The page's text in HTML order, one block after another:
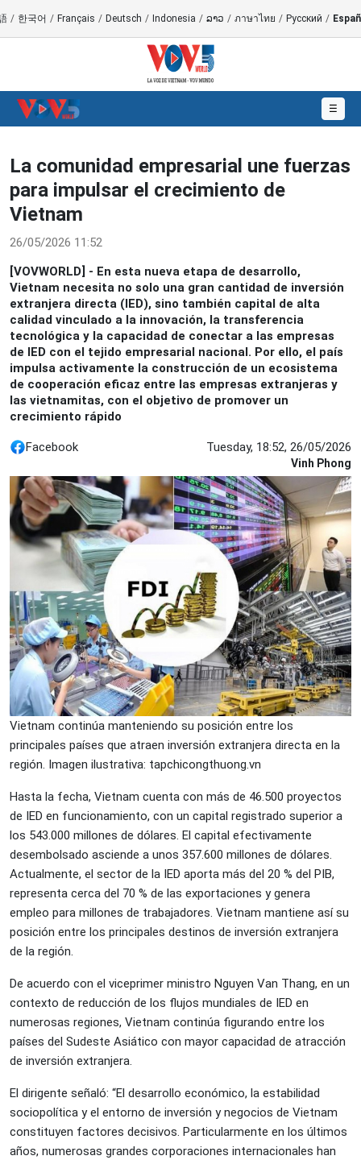
/ 한국어 / Français / Deutsch / Indonesia / ລາວ / ภาษาไทย / Русский /
☰
La comunidad empresarial une fuerzas
para impulsar el crecimiento de
Vietnam
26/05/2026 11:52
[VOVWORLD] - En esta nueva etapa de desarrollo,
Vietnam necesita no solo una gran cantidad de inversión
extranjera directa (IED), sino también capital de alta
calidad vinculado a la innovación, la transferencia
tecnológica y la capacidad de conectar a las empresas
de IED con el tejido empresarial nacional. Por ello, el país
impulsa activamente la construcción de un ecosistema
de cooperación eficaz entre las empresas extranjeras y
las vietnamitas, con el objetivo de promover un
crecimiento rápido
Facebook Tuesday, 18:52, 26/05/2026
Vinh Phong
Vietnam continúa manteniendo su posición entre los
principales países que atraen inversión extranjera directa en la
región. Imagen ilustrativa: tapchicongthuong.vn
Hasta la fecha, Vietnam cuenta con más de 46.500 proyectos
de IED en funcionamiento, con un capital registrado superior a
los 543.000 millones de dólares. El capital efectivamente
desembolsado asciende a unos 357.600 millones de dólares.
Actualmente, el sector de la IED aporta más del 20 % del PIB,
representa cerca del 70 % de las exportaciones y genera
empleo para millones de trabajadores. Vietnam mantiene así su
posición entre los principales destinos de inversión extranjera
de la región.
De acuerdo con el viceprimer ministro Nguyen Van Thang, en un
contexto de reducción de los flujos mundiales de IED en
numerosas regiones, Vietnam continúa figurando entre los
países del Sudeste Asiático con mayor capacidad de atracción
de inversión extranjera.
El dirigente señaló: “El desarrollo económico, la estabilidad
sociopolítica y el entorno de inversión y negocios de Vietnam
constituyen factores decisivos. Particularmente en los últimos
años, numerosas grandes corporaciones internacionales han